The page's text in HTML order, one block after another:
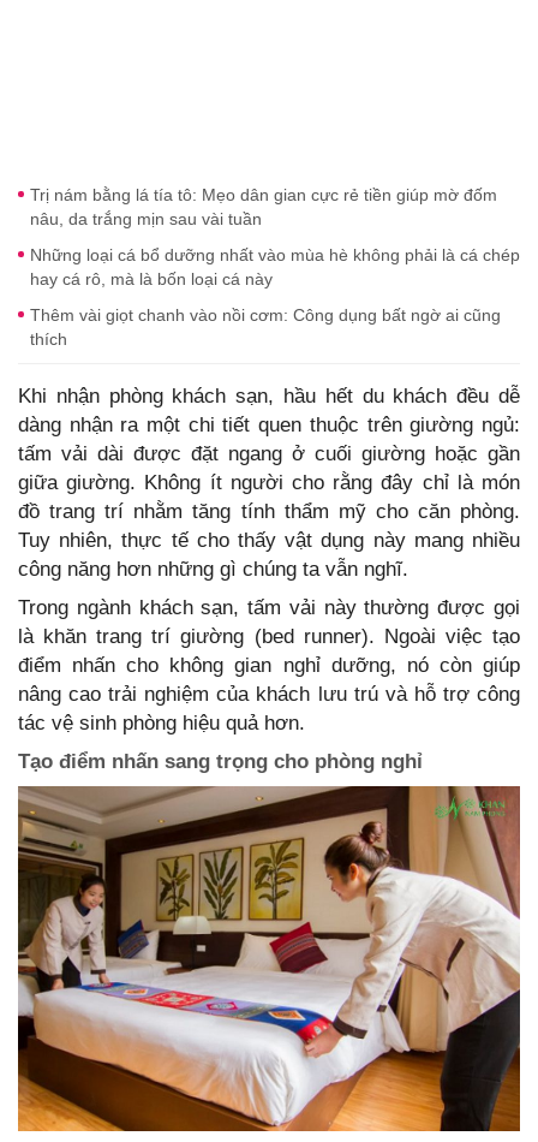
Trị nám bằng lá tía tô: Mẹo dân gian cực rẻ tiền giúp mờ đốm
nâu, da trắng mịn sau vài tuần
Những loại cá bổ dưỡng nhất vào mùa hè không phải là cá chép
hay cá rô, mà là bốn loại cá này
Thêm vài giọt chanh vào nồi cơm: Công dụng bất ngờ ai cũng
thích
Khi nhận phòng khách sạn, hầu hết du khách đều dễ
dàng nhận ra một chi tiết quen thuộc trên giường ngủ:
tấm vải dài được đặt ngang ở cuối giường hoặc gần
giữa giường. Không ít người cho rằng đây chỉ là món
đồ trang trí nhằm tăng tính thẩm mỹ cho căn phòng.
Tuy nhiên, thực tế cho thấy vật dụng này mang nhiều
công năng hơn những gì chúng ta vẫn nghĩ.
Trong ngành khách sạn, tấm vải này thường được gọi
là khăn trang trí giường (bed runner). Ngoài việc tạo
điểm nhấn cho không gian nghỉ dưỡng, nó còn giúp
nâng cao trải nghiệm của khách lưu trú và hỗ trợ công
tác vệ sinh phòng hiệu quả hơn.
Tạo điểm nhấn sang trọng cho phòng nghỉ